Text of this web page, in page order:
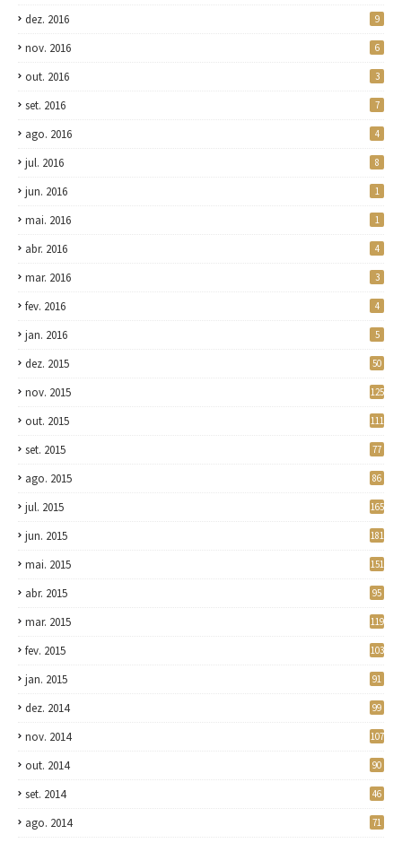
dez. 2016 9
nov. 2016 6
out. 2016 3
set. 2016 7
ago. 2016 4
jul. 2016 8
jun. 2016 1
mai. 2016 1
abr. 2016 4
mar. 2016 3
fev. 2016 4
jan. 2016 5
dez. 2015 50
nov. 2015 125
out. 2015 111
set. 2015 77
ago. 2015 86
jul. 2015 165
jun. 2015 181
mai. 2015 151
abr. 2015 95
mar. 2015 119
fev. 2015 103
jan. 2015 91
dez. 2014 99
nov. 2014 107
out. 2014 90
set. 2014 46
ago. 2014 71